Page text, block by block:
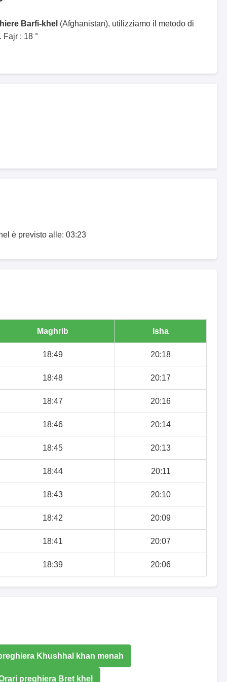
Barfi-khel (Afghanistan), utilizziamo il metodo di
: 18 °
è previsto alle: 03:23
Maghrib Isha
18:49 20:18
18:48 20:17
18:47 20:16
18:46 20:14
18:45 20:13
18:44 20:11
18:43 20:10
18:42 20:09
18:41 20:07
18:39 20:06
Khushhal khan menah
preghiera Bret khel